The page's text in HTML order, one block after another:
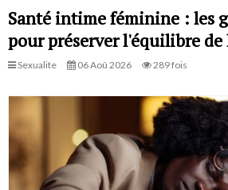
Santé intime féminine : les
pour préserver l'équilibre
Sexualite 06 Aoû 2026 289 fois